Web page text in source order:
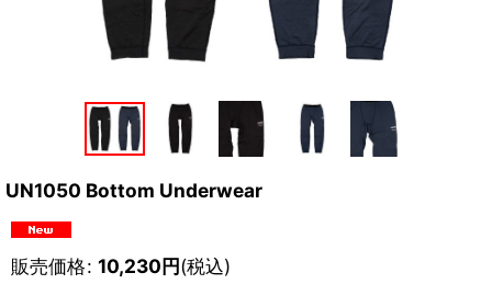
UN1050 Bottom Underwear
販売価格: 10,230円(税込)